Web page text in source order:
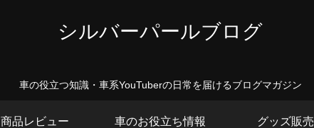
シルバーパールブログ
車の役立つ知識・車系YouTuberの日常を届けるブログマガジン
商品レビュー 車のお役立ち情報 グッズ販売